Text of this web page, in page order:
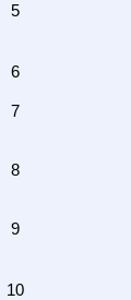
5
6
7
8
9
10